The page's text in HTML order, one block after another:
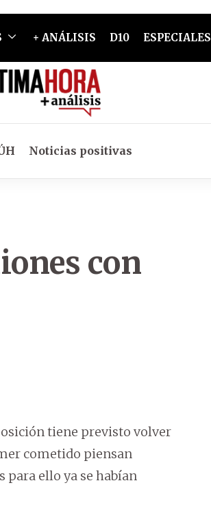
+ ANÁLISIS D10 ESPECIALES
Noticias positivas
con
tiene previsto volver
cometido piensan
ello ya se habían